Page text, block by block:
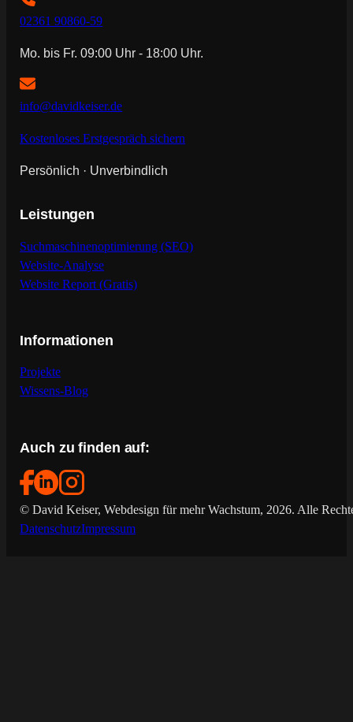
02361 90860-59
Mo. bis Fr. 09:00 Uhr - 18:00 Uhr.
info@davidkeiser.de
Kostenloses Erstgespräch sichern
Persönlich · Unverbindlich
Leistungen
Suchmaschinenoptimierung (SEO)
Website-Analyse
Website Report (Gratis)
Informationen
Projekte
Wissens-Blog
Auch zu finden auf:
© David Keiser, Webdesign für mehr Wachstum, 2026. Alle
DatenschutzImpressum